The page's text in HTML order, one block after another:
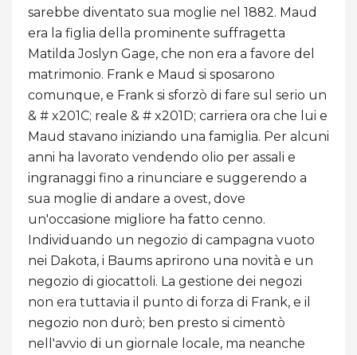
sarebbe diventato sua moglie nel 1882. Maud
era la figlia della prominente suffragetta
Matilda Joslyn Gage, che non era a favore del
matrimonio. Frank e Maud si sposarono
comunque, e Frank si sforzò di fare sul serio un
& # x201C; reale & # x201D; carriera ora che lui e
Maud stavano iniziando una famiglia. Per alcuni
anni ha lavorato vendendo olio per assali e
ingranaggi fino a rinunciare e suggerendo a
sua moglie di andare a ovest, dove
un'occasione migliore ha fatto cenno.
Individuando un negozio di campagna vuoto
nei Dakota, i Baums aprirono una novità e un
negozio di giocattoli. La gestione dei negozi
non era tuttavia il punto di forza di Frank, e il
negozio non durò; ben presto si cimentò
nell'avvio di un giornale locale, ma neanche